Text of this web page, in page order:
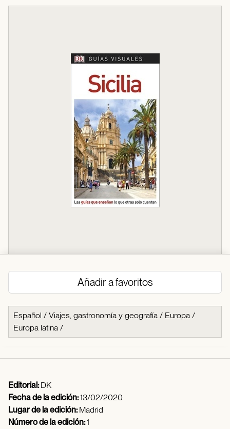
Añadir a favoritos
Español / Viajes, gastronomía y geografía / Europa /
Europa latina /
Editorial:DK
Fecha de la edición:13/02/2020
Lugar de la edición:Madrid
Número de la edición:1